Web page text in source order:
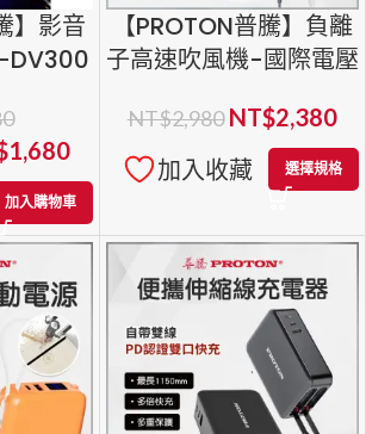
】影音
DV300
1,680
加入購物車
【PROTON普騰】負離
子高速吹風機-國際電壓
NT$2,980 NT$2,380
加入收藏
選擇規格